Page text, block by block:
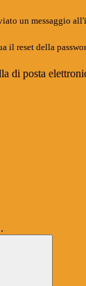
un messaggio
il reset della
di posta